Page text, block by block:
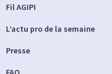
Fil AGIPI
L’actu pro de la semaine
Presse